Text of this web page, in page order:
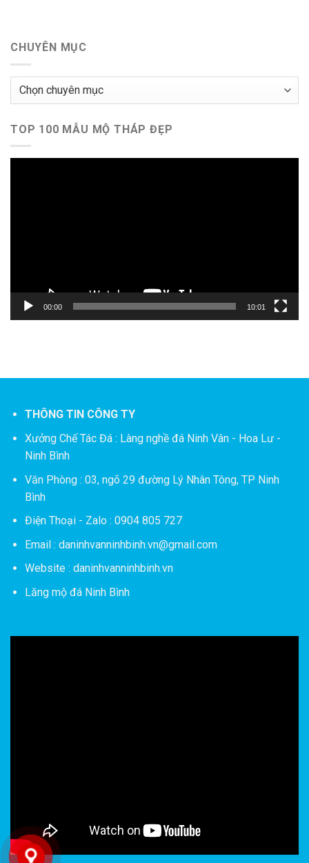
CHUYÊN MỤC
Chuyên
TOP 100 MẪU MỘ THÁP ĐẸP
00:00 10:01
THÔNG TIN CÔNG TY
Xưởng Chế Tác Đá : Làng nghề đá Ninh Vân - Hoa Lư -
Ninh Bình
Văn Phòng : 03, ngõ 29 đường Lý Nhân Tông, TP Ninh
Bình
Điện Thoại - Zalo : 0904 805 727
Email : daninhvanninhbinh.vn@gmail.com
Website : daninhvanninhbinh.vn
Lăng mộ đá Ninh Bình